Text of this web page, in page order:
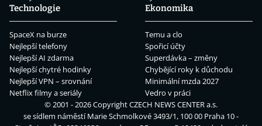
Technologie
SpaceX na burze
Nejlepší telefony
Nejlepší AI zdarma
Nejlepší chytré hodinky
Nejlepší VPN – srovnání
Netflix filmy a seriály
Ekonomika
Temu a clo
Spořicí účty
Superdávka – změny
Chybějící roky k důchodu
Minimální mzda 2027
Vedro v práci
© 2001 - 2026 CopyrightCZECH NEWS CENTER a.s.
se sídlem náměstí Marie Schmolkové 3493/1, 100 00 Praha 10 -